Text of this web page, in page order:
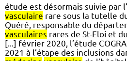
étude est désormais suivie par
vasculaire rare sous la tutelle
Quéré, responsable du
vasculaires rares de St-Eloi et
[...] février 2020, l’étude
2021 à l’étape des inclusions